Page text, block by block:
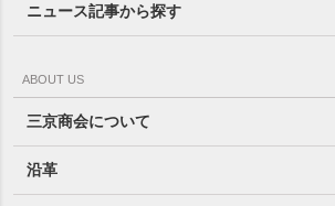
ニュース記事から探す
ABOUT US
三京商会について
沿革